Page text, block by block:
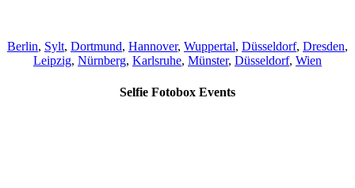
Berlin, Sylt, Dortmund, Hannover, Wuppertal, Düsseldorf, Dresden,
Leipzig, Nürnberg, Karlsruhe, Münster, Düsseldorf, Wien
Selfie Fotobox Events